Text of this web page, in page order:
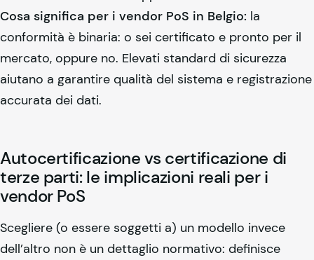
Cosa significa per i vendor PoS in Belgio: la
conformità è binaria: o sei certificato e pronto per il
mercato, oppure no. Elevati standard di sicurezza
aiutano a garantire qualità del sistema e registrazione
accurata dei dati.
Autocertificazione vs certificazione di
terze parti: le implicazioni reali per i
vendor PoS
Scegliere (o essere soggetti a) un modello invece
dell’altro non è un dettaglio normativo: definisce